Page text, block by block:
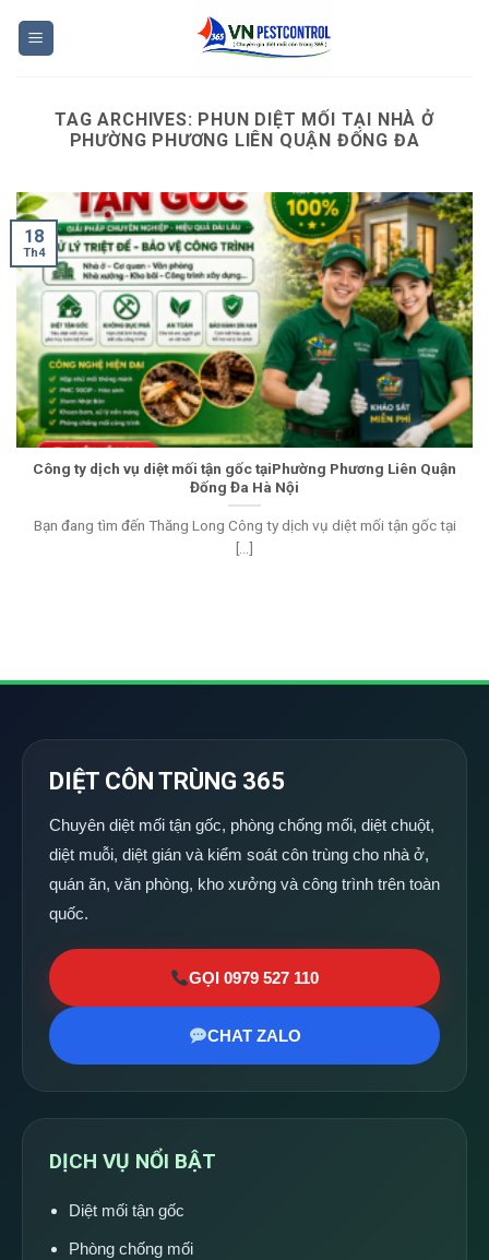
TAG ARCHIVES: PHUN DIỆT MỐI TẠI NHÀ Ở
PHƯỜNG PHƯƠNG LIÊN QUẬN ĐỐNG ĐA
Công ty dịch vụ diệt mối tận gốc tạiPhường Phương Liên Quận
Đống Đa Hà Nội
Bạn đang tìm đến Thăng Long Công ty dịch vụ diệt mối tận gốc tại
[...]
18
Th4
DIỆT CÔN TRÙNG 365
Chuyên diệt mối tận gốc, phòng chống mối, diệt chuột,
diệt muỗi, diệt gián và kiểm soát côn trùng cho nhà ở,
quán ăn, văn phòng, kho xưởng và công trình trên toàn
quốc.
GỌI 0979 527 110
CHAT ZALO
DỊCH VỤ NỔI BẬT
Diệt mối tận gốc
Phòng chống mối